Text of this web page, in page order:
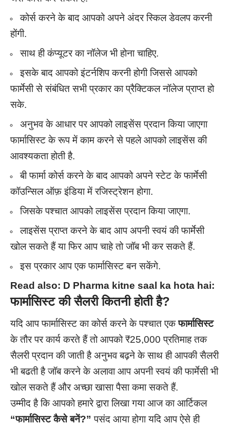
कोर्स करने के बाद आपको अपने अंदर स्किल डेवलप करनी
होंगी.
साथ ही कंप्यूटर का नॉलेज भी होना चाहिए.
इसके बाद आपको इंटर्नशिप करनी होगी जिससे आपको
फार्मेसी से संबंधित सभी प्रकार का प्रैक्टिकल नॉलेज प्राप्त हो
सके.
अनुभव के आधार पर आपको लाइसेंस प्रदान किया जाएगा
फार्मासिस्ट के रूप में काम करने से पहले आपको लाइसेंस की
आवश्यकता होती है.
बी फार्मा कोर्स करने के बाद आपको अपने स्टेट के फार्मेसी
कॉउन्सिल ऑफ़ इंडिया में रजिस्ट्रेशन होगा.
जिसके पश्चात आपको लाइसेंस प्रदान किया जाएगा.
लाइसेंस प्राप्त करने के बाद आप अपनी स्वयं की फार्मेसी
खोल सकते हैं या फिर आप चाहे तो जॉब भी कर सकते हैं.
इस प्रकार आप एक फार्मासिस्ट बन सकेंगे.
Read also: D Pharma kitne saal ka hota hai:
फार्मासिस्ट की सैलरी कितनी होती है?
यदि आप फार्मासिस्ट का कोर्स करने के पश्चात एकफार्मासिस्ट
के तौर पर कार्य करते हैं तो आपको ₹25,000 प्रतिमाह तक
सैलरी प्रदान की जाती है अनुभव बढ़ने के साथ ही आपकी सैलरी
भी बढती है जॉब करने के अलावा आप अपनी स्वयं की फार्मेसी भी
खोल सकते हैं और अच्छा खासा पैसा कमा सकते हैं.
उम्मीद है कि आपको हमारे द्वारा लिखा गया आज का आर्टिकल
“फार्मासिस्ट कैसे बनें?” पसंद आया होगा यदि आप ऐसे ही